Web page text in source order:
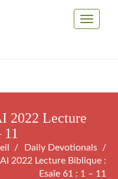
Toggle
2022 Lecture
Daily Devotionals
2022 Lecture Biblique :
Esaïe 61 : 1 – 11